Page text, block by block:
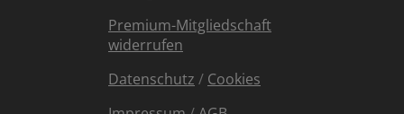
Premium-Mitgliedschaft
widerrufen
Datenschutz / Cookies